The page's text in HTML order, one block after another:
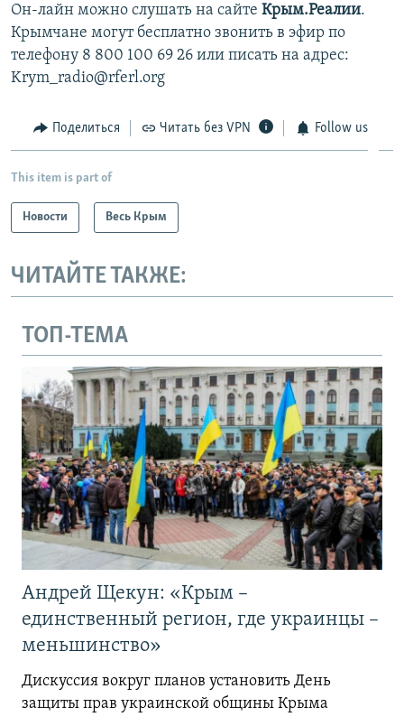
Он-лайн можно слушать на сайте Крым.Реалии.
Крымчане могут бесплатно звонить в эфир по
телефону 8 800 100 69 26 или писать на адрес:
Krym_radio@rferl.org
Поделиться Читать без VPN Follow us
This item is part of
Новости Весь Крым
ЧИТАЙТЕ ТАКЖЕ:
ТОП-ТЕМА
Андрей Щекун: «Крым –
единственный регион, где украинцы –
меньшинство»
Дискуссия вокруг планов установить День
защиты прав украинской общины Крыма